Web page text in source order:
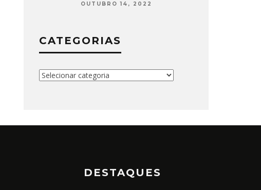
OUTUBRO 14, 2022
CATEGORIAS
Categorias
DESTAQUES